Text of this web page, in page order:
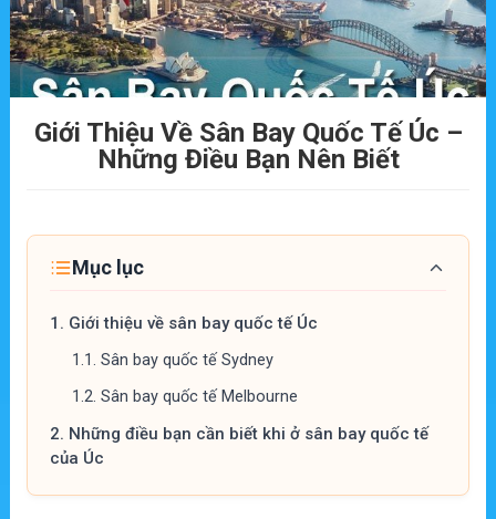
Giới Thiệu Về Sân Bay Quốc Tế Úc –
Những Điều Bạn Nên Biết
Mục lục
1. Giới thiệu về sân bay quốc tế Úc
1.1. Sân bay quốc tế Sydney
1.2. Sân bay quốc tế Melbourne
2. Những điều bạn cần biết khi ở sân bay quốc tế
của Úc